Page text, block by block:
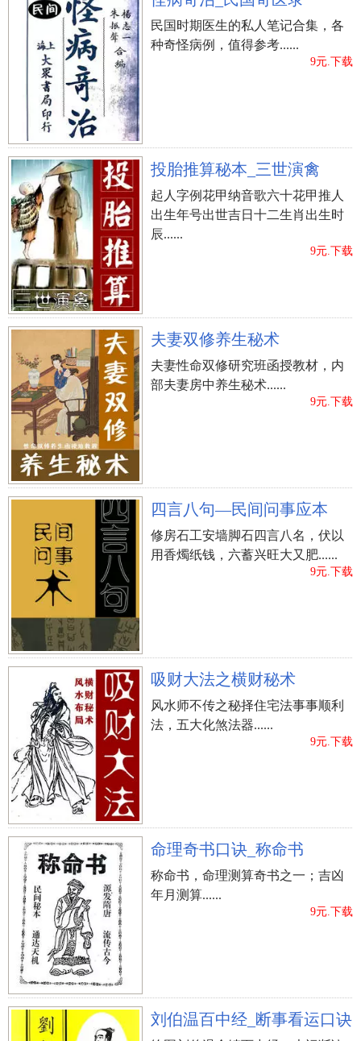
民国时期医生的私人笔记合集，各
种奇怪病例，值得参考......
9元.下载
投胎推算秘本_三世演禽
起人字例花甲纳音歌六十花甲推人
出生年号出世吉日十二生肖出生时
辰......
9元.下载
夫妻双修养生秘术
夫妻性命双修研究班函授教材，内
部夫妻房中养生秘术......
9元.下载
四言八句—民间问事应本
修房石工安墙脚石四言八名，伏以
用香燭纸钱，六蓄兴旺大又肥......
9元.下载
吸财大法之横财秘术
风水师不传之秘择住宅法事事顺利
法，五大化煞法器......
9元.下载
命理奇书口诀_称命书
称命书，命理测算奇书之一；吉凶
年月测算......
9元.下载
刘伯温百中经_断事看运口诀